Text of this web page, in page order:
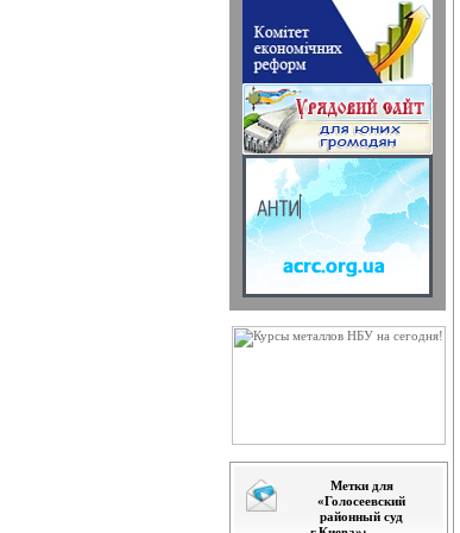
Метки для
«Голосеевский
районный суд